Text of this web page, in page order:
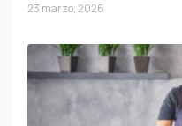
23 marzo, 2026